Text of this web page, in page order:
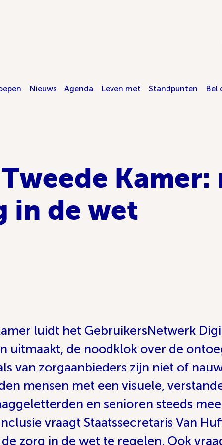
Nieuws Agenda Leven met Standpunten Bel
Kamer:
in de wet
luidt het GebruikersNetwerk
uitmaakt, de noodklok over de
van zorgaanbieders zijn niet of
mensen met een visuele,
en senioren steeds
vraagt Staatssecretaris Van
zorg in de wet te regelen. Ook